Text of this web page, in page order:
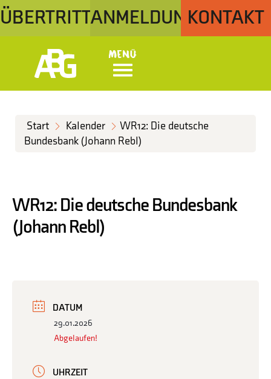
ÜBERTRITTANMELDUNGKONTAKT
Menü
Start Kalender
WR12: Die deutsche
Bundesbank (Johann Rebl)
WR12: Die deutsche Bundesbank
(Johann Rebl)
DATUM
29.01.2026
Abgelaufen!
UHRZEIT